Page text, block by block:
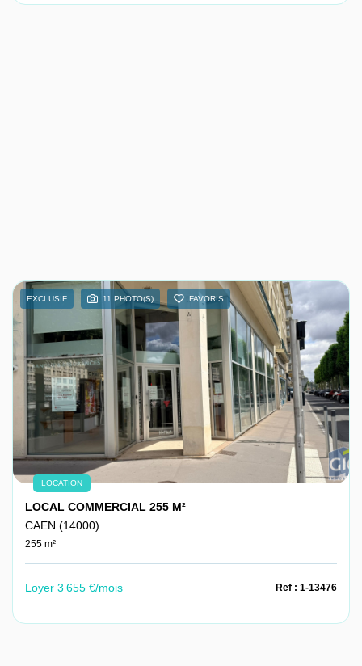
EXCLUSIF 11 PHOTO(S) FAVORIS
LOCATION
LOCAL COMMERCIAL 255 M²
CAEN (14000)
255 m²
Loyer 3 655 €/mois Ref : 1-13476